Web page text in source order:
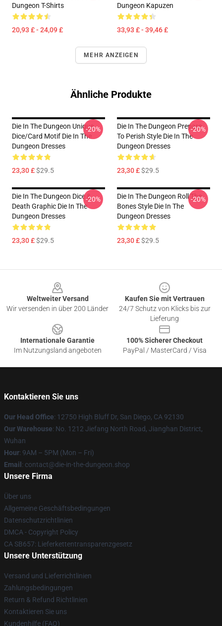
Dungeon T-Shirts
20,93 £ - 24,09 £
Dungeon Kapuzen
33,93 £ - 39,46 £
MEHR ANZEIGEN
Ähnliche Produkte
Die In The Dungeon Unique
Dice/Card Motif Die In The
Dungeon Dresses
23,30 £$29.5
-20%
Die In The Dungeon Prepare
To Perish Style Die In The
Dungeon Dresses
23,30 £$29.5
-20%
Die In The Dungeon Dice &
Death Graphic Die In The
Dungeon Dresses
23,30 £$29.5
-20%
Die In The Dungeon Roll The
Bones Style Die In The
Dungeon Dresses
23,30 £$29.5
-20%
Weltweiter Versand
Wir versenden in über 200 Länder
Kaufen Sie mit Vertrauen
24/7 Schutz von Klicks bis zur
Lieferung
Internationale Garantie
Im Nutzungsland angeboten
100% Sicherer Checkout
PayPal / MasterCard / Visa
Kontaktieren Sie uns
Our Head Office: 12750 High Bluff Dr, San Diego, CA 92130
Our Warehouse: No. 1212 Jiefang North Road, Jianghan District,
Wuhan
Hour: 9AM – 5PM (Mon – Fri)
Email : contact@die-in-the-dungeon.shop
Unsere Firma
Über uns
Allgemeine Geschäftsbedingungen
Datenschutzrichtlinien
DMCA - Copyright Policy
CA SB657: Lieferkettentransparenzgesetz
Unsere Unterstützung
Versand und Lieferrichtlinien
Zahlungsbedingungen
Return & Refund Richtlinien
Kontaktieren Sie uns
Kundenhilfe (FAQ)